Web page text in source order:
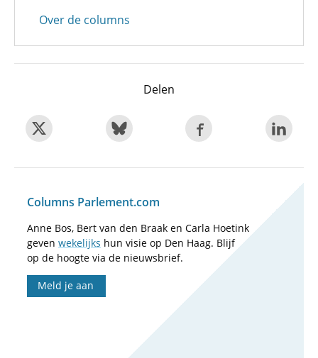
Over de columns
Delen
Columns Parlement.com
Anne Bos, Bert van den Braak en Carla Hoetink
geven wekelijks hun visie op Den Haag. Blijf
op de hoogte via de nieuwsbrief.
Meld je aan